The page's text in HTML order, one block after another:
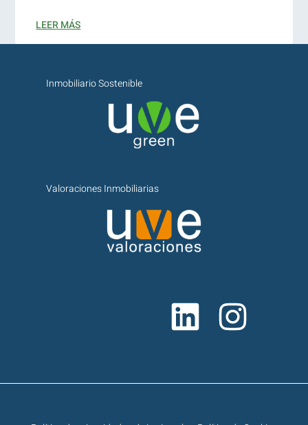
LEER MÁS
Valoraciones Inmobiliarias
Inmobiliario Sostenible